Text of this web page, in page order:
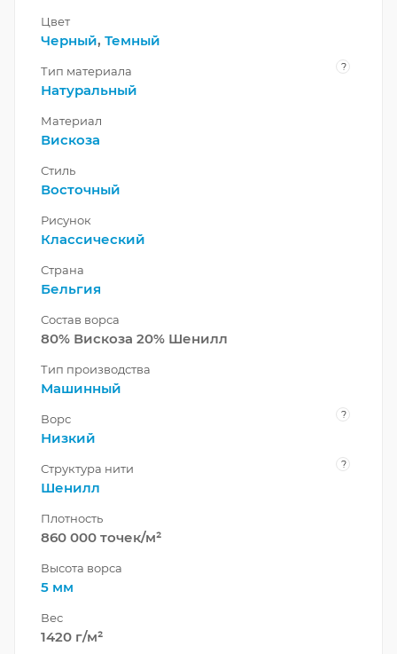
Цвет
Черный, Темный
Тип материала ?
Натуральный
Материал
Вискоза
Стиль
Восточный
Рисунок
Классический
Страна
Бельгия
Состав ворса
80% Вискоза 20% Шенилл
Тип производства
Машинный
Ворс ?
Низкий
Структура нити ?
Шенилл
Плотность
860 000 точек/м²
Высота ворса
5 мм
Вес
1420 г/м²